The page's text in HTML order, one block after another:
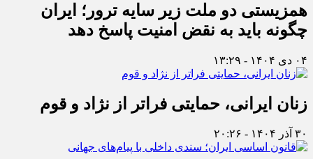
همزیستی دو ملت زیر سایه ترور؛ ایران
چگونه باید به نقض امنیت پاسخ دهد
۰۴ دی ۱۴۰۴ - ۱۳:۲۹
زنان ایرانی، حمایتی فراتر از نژاد و قوم
۳۰ آذر ۱۴۰۴ - ۲۰:۲۶